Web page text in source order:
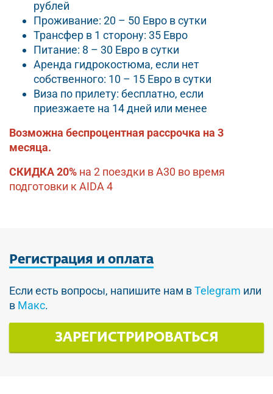
рублей
Проживание: 20 – 50 Евро в сутки
Трансфер в 1 сторону: 35 Евро
Питание: 8 – 30 Евро в сутки
Аренда гидрокостюма, если нет
собственного: 10 – 15 Евро в сутки
Виза по прилету: бесплатно, если
приезжаете на 14 дней или менее
Возможна беспроцентная рассрочка на 3
месяца.
СКИДКА 20% на 2 поездки в А30 во время
подготовки к AIDA 4
Регистрация и оплата
Если есть вопросы, напишите нам вTelegram или
в Макс.
ЗАРЕГИСТРИРОВАТЬСЯ